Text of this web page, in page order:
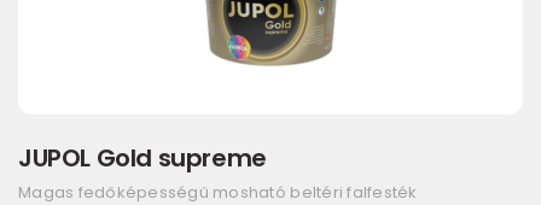
JUPOL Gold supreme
Magas fedőképességű mosható beltéri falfesték